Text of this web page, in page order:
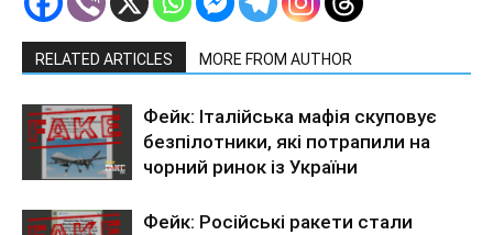
RELATED ARTICLES MORE FROM AUTHOR
Фейк: Італійська мафія скуповує
безпілотники, які потрапили на
чорний ринок із України
Фейк: Російські ракети стали